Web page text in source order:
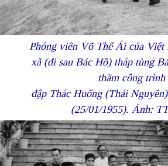
Phóng viên Võ Thế Ái của Việt
xã (đi sau Bác Hồ) tháp tùng
thăm công trình
đập Thác Huống (Thái
(25/01/1955). Ảnh: